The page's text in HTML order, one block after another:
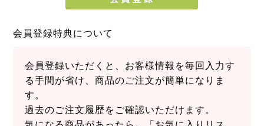
会員登録特典について
会員登録いただくと、お客様情報を毎回入力す
る手間が省け、商品のご注文が簡単になりま
す。
過去のご注文履歴をご確認いただけます。